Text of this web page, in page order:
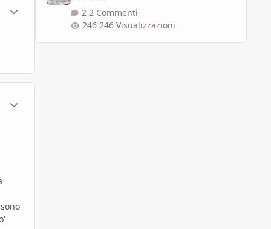
Statistiche Autore
2 Commenti
246 Visualizzazioni